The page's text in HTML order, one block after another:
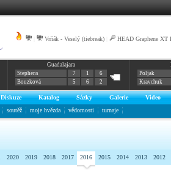
Vrňák - Veselý (tiebreak) HEAD Graphene XT
Guadalajara
Stephens
7 1
6
Bouzková
5 6 2
Poljak
Kravchuk
Diskuze Katalog Sázky Galerie Video
soutěž moje hvězda vědomosti turnaje
2020 2019 2018 2017 2016 2015 2014 2013 2012